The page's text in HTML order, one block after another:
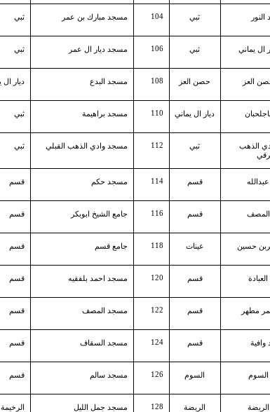
ثبي 104 مسجد مبارك بن عمر ثبي
ال يماني ثبي 106 مسجد ديار ال عمر ثبي
العز حصن العز 108 مسجد البدع ديار ال
ديار ال يماني 110 مسجد براهيمة ثبي
الذهب
ثبي 112 مسجد وادي الذهب القبلي ثبي
قسم 114 مسجد حكم قسم
قسم 116 جامع الشيخ ابوبكر قسم
حسين عينات 118 جامع قسم قسم
قسم 120 مسجد احمد بلفقيه قسم
مطهر قسم 122 مسجد المصف قسم
قسم 124 مسجد السقاف قسم
السوم 126 مسجد سالم قسم
الريضة 128 مسجد جمل الليل الرخيمة